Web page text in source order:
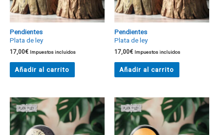
Pendientes
Plata de ley
17,00€ Impuestos incluidos
Añadir al carrito
Pendientes
Plata de ley
17,00€ Impuestos incluidos
Añadir al carrito